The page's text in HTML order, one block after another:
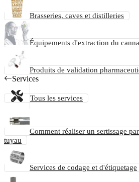
Brasseries, caves et distilleries
Équipements d'extraction du
Produits de validation
Services
Tous les services
Comment réaliser un sertissage
tuyau
Services de codage et d'étiquetage